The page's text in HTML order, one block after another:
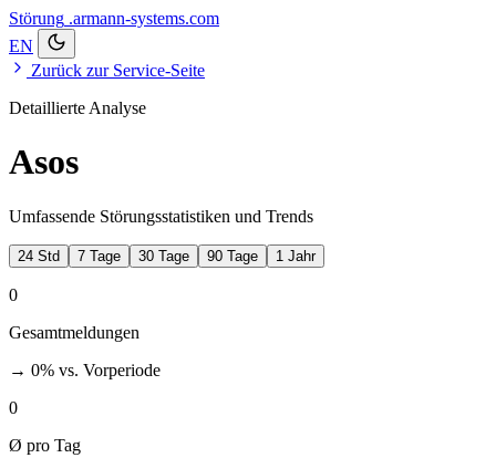
Störung .armann-systems.com
EN
Zurück zur Service-Seite
Detaillierte Analyse
Asos
Umfassende Störungsstatistiken und Trends
24 Std 7 Tage 30 Tage 90 Tage 1 Jahr
0
Gesamtmeldungen
→ 0% vs. Vorperiode
0
Ø pro Tag